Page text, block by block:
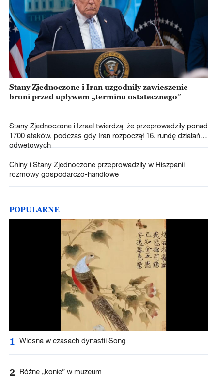
Stany Zjednoczone i Iran uzgodniły zawieszenie
broni przed upływem „terminu ostatecznego”
Stany Zjednoczone i Izrael twierdzą, że przeprowadziły ponad
1700 ataków, podczas gdy Iran rozpoczął 16. rundę działań
odwetowych
Chiny i Stany Zjednoczone przeprowadziły w Hiszpanii
rozmowy gospodarczo-handlowe
POPULARNE
1 Wiosna w czasach dynastii Song
2 Różne „konie” w muzeum